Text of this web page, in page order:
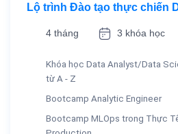
Lộ trình Đào tạo thực chiến
4 tháng 3 khóa học
Khóa học Data Analyst/Data
từ A - Z
Bootcamp Analytic Engineer
Bootcamp MLOps trong Thực